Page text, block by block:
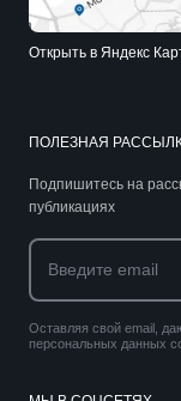
ПОЛЕЗНАЯ
Подпишитесь на
публикациях
Оставляя свой email,
персональных данных
Открыть в Яндекс